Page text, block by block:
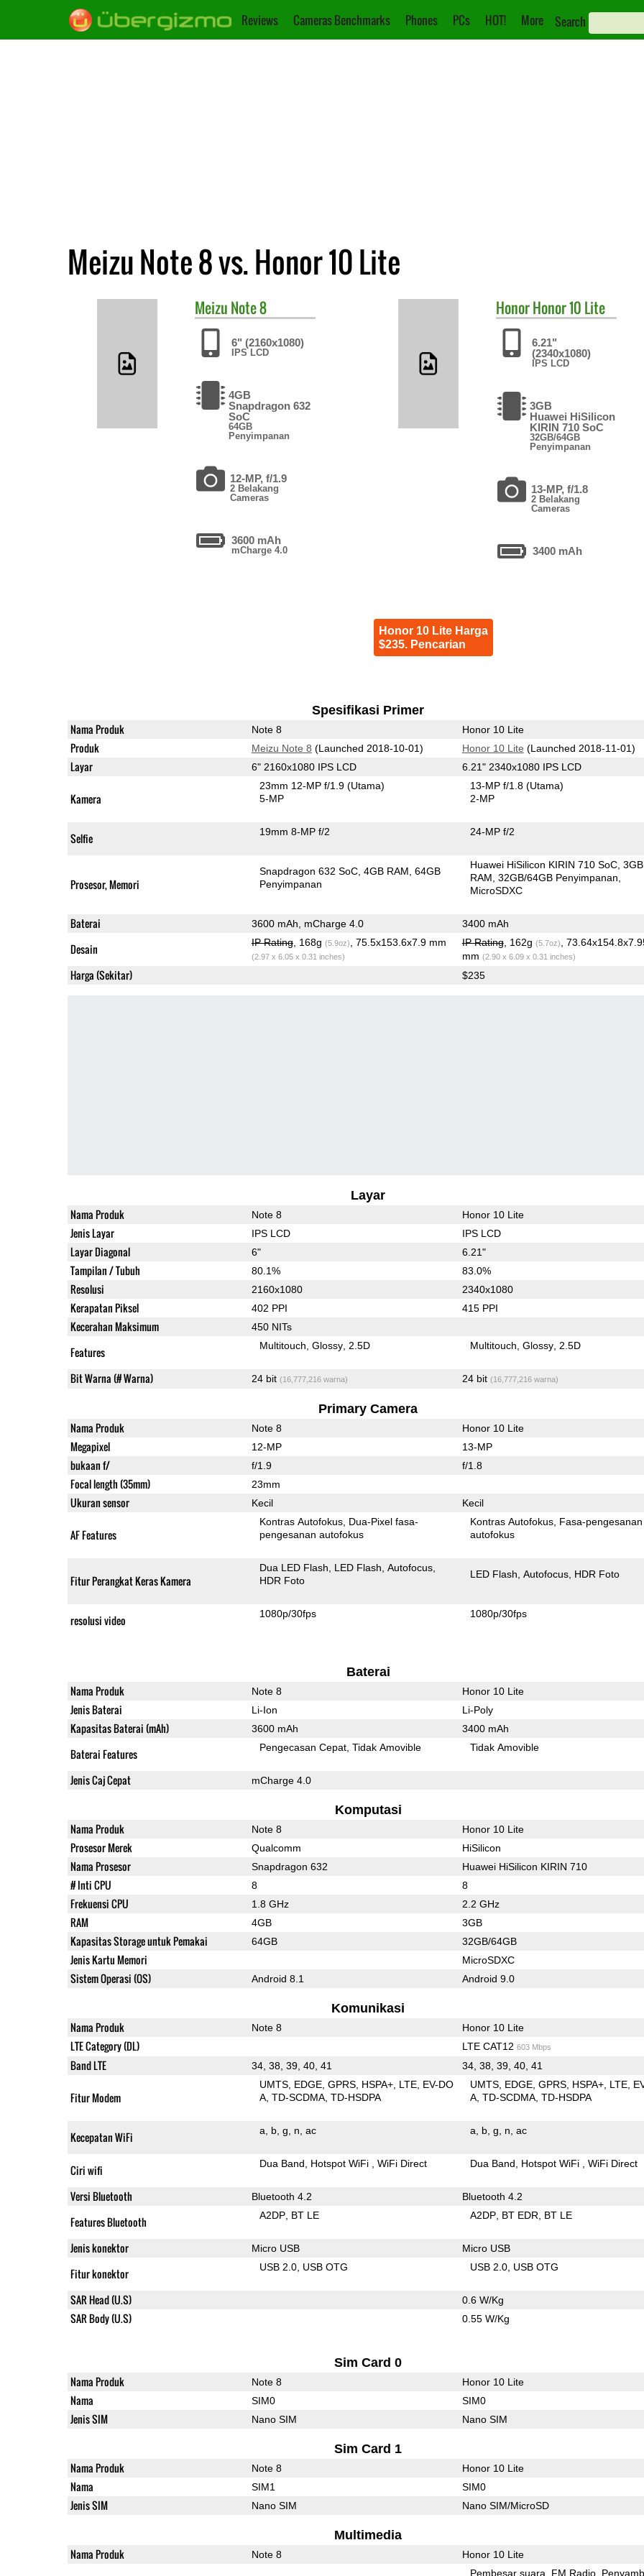
Reviews Cameras Benchmarks Phones PCs HOT! More Search
Meizu Note 8 vs. Honor 10 Lite
Meizu Note 8
6" (2160x1080)
IPS LCD
4GB
Snapdragon 632
SoC
64GB
Penyimpanan
12-MP, f/1.9
2 Belakang
Cameras
3600 mAh
mCharge 4.0
HonorHonor 10 Lite
6.21"
(2340x1080)
IPS LCD
3GB
Huawei HiSilicon
KIRIN 710 SoC
32GB/64GB
Penyimpanan
13-MP, f/1.8
2 Belakang
Cameras
3400 mAh
Honor 10 Lite Harga
$235. Pencarian
Spesifikasi Primer
Nama Produk Note 8 Honor 10 Lite
Produk Meizu Note 8 (Launched 2018-10-01) Honor 10 Lite (Launched 2018-11-01)
Layar 6" 2160x1080 IPS LCD 6.21" 2340x1080 IPS LCD
Kamera
23mm 12-MP f/1.9(Utama)
5-MP
13-MP f/1.8(Utama)
2-MP
Selfie 19mm 8-MP f/2 24-MP f/2
Prosesor, Memori
Snapdragon 632 SoC 4GB RAM 64GB
Penyimpanan
Huawei HiSilicon KIRIN 710 SoC 3GB
RAM 32GB/64GB Penyimpanan
MicroSDXC
Baterai 3600 mAh, mCharge 4.0 3400 mAh
Desain IP Rating, 168g (5.9oz) , 75.5x153.6x7.9 mm
(2.97 x 6.05 x 0.31 inches)
IP Rating, 162g (5.7oz)
,
mm (2.90 x 6.09 x 0.31 inches)
Harga (Sekitar) $235
Layar
Nama Produk Note 8 Honor 10 Lite
Jenis Layar IPS LCD IPS LCD
Layar Diagonal 6" 6.21"
Tampilan / Tubuh 80.1% 83.0%
Resolusi 2160x1080 2340x1080
Kerapatan Piksel 402 PPI 415 PPI
Kecerahan Maksimum 450 NITs
Features Multitouch Glossy 2.5D Multitouch Glossy 2.5D
Bit Warna (# Warna) 24 bit (16,777,216 warna) 24 bit (16,777,216 warna)
Primary Camera
Nama Produk Note 8 Honor 10 Lite
Megapixel 12-MP 13-MP
bukaan f/ f/1.9 f/1.8
Focal length (35mm) 23mm
Ukuran sensor Kecil Kecil
AF Features
Kontras Autofokus Dua-Pixel fasa-
pengesanan autofokus
Kontras Autofokus Fasa-pengesanan
autofokus
Fitur Perangkat Keras Kamera
Dua LED Flash LED Flash Autofocus
HDR Foto
LED Flash Autofocus HDR Foto
resolusi video 1080p/30fps 1080p/30fps
Baterai
Nama Produk Note 8 Honor 10 Lite
Jenis Baterai Li-Ion Li-Poly
Kapasitas Baterai (mAh) 3600 mAh 3400 mAh
Baterai Features Pengecasan Cepat Tidak Amovible Tidak Amovible
Jenis Caj Cepat mCharge 4.0
Komputasi
Nama Produk Note 8 Honor 10 Lite
Prosesor Merek Qualcomm HiSilicon
Nama Prosesor Snapdragon 632 Huawei HiSilicon KIRIN 710
# Inti CPU 8 8
Frekuensi CPU 1.8 GHz 2.2 GHz
RAM 4GB 3GB
Kapasitas Storage untuk Pemakai 64GB 32GB/64GB
Jenis Kartu Memori MicroSDXC
Sistem Operasi (OS) Android 8.1 Android 9.0
Komunikasi
Nama Produk Note 8 Honor 10 Lite
LTE Category (DL) LTE CAT12 603 Mbps
Band LTE 34, 38, 39, 40, 41 34, 38, 39, 40, 41
Fitur Modem
UMTS EDGE GPRS HSPA+ LTE EV-DO
A TD-SCDMA TD-HSDPA
UMTS EDGE GPRS HSPA+ LTE
A TD-SCDMA TD-HSDPA
Kecepatan WiFi a b g n ac a b g n ac
Ciri wifi Dua Band Hotspot WiFi WiFi Direct Dua Band Hotspot WiFi WiFi Direct
Versi Bluetooth Bluetooth 4.2 Bluetooth 4.2
Features Bluetooth A2DP BT LE A2DP BT EDR BT LE
Jenis konektor Micro USB Micro USB
Fitur konektor USB 2.0 USB OTG USB 2.0 USB OTG
SAR Head (U.S) 0.6 W/Kg
SAR Body (U.S) 0.55 W/Kg
Sim Card 0
Nama Produk Note 8 Honor 10 Lite
Nama SIM0 SIM0
Jenis SIM Nano SIM Nano SIM
Sim Card 1
Nama Produk Note 8 Honor 10 Lite
Nama SIM1 SIM0
Jenis SIM Nano SIM Nano SIM/MicroSD
Multimedia
Nama Produk Note 8 Honor 10 Lite
Pembesar suara FM Radio